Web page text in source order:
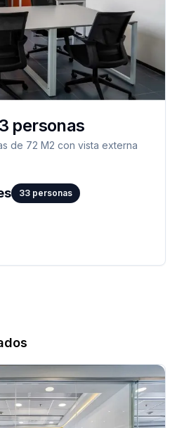
personas
de 72 M2 con vista externa
33 personas